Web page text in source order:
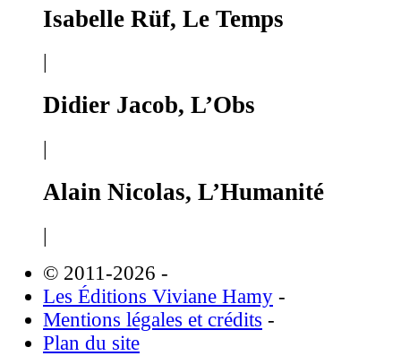
Isabelle Rüf, Le Temps
Didier Jacob, L’Obs
|
Alain Nicolas, L’Humanité
|
© 2011-2026 -
Les Éditions Viviane Hamy -
Mentions légales et crédits -
Plan du site